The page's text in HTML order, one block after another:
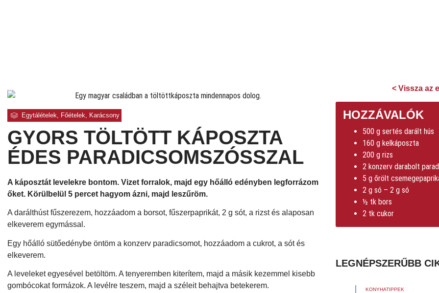
Egytálételek Főételek Karácsony
GYORS TÖLTÖTT KÁPOSZTA
ÉDES PARADICSOMSZÓSSZAL
A káposztát levelekre bontom. Vizet forralok, majd egy hőálló edényben legforrázom
őket. Körülbelül 5 percet hagyom ázni, majd leszűröm.
A darálthúst fűszerezem, hozzáadom a borsot, fűszerpaprikát, 2 g sót, a rizst és alaposan
elkeverem egymással.
Egy hőálló sütőedénybe öntöm a konzerv paradicsomot, hozzáadom a cukrot, a sót és
elkeverem.
A leveleket egyesével betöltöm. A tenyeremben kiterítem, majd a másik kezemmel kisebb
gombócokat formázok. A levélre teszem, majd a széleit behajtva betekerem.
< Vissza az
HOZZÁVALÓK
500 g sertés darált hús
160 g kelkáposzta
200 g rizs
2 konzerv darabolt
5 g őrölt
2 g só – 2 g só
½ tk bors
2 tk cukor
LEGNÉPSZERŰBB
KONYHATIPPEK